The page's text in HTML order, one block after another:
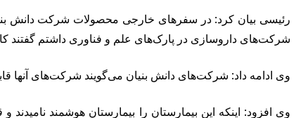
شرکت‌های داروسازی در پارک‌های علم و فناوری داشتم
وی ادامه داد: شرکت‌های دانش بنیان می‌گویند شرکت‌های آنها